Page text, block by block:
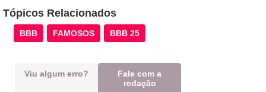
Tópicos Relacionados
BBB FAMOSOS BBB 25
Viu algum erro?
Fale com a
redação